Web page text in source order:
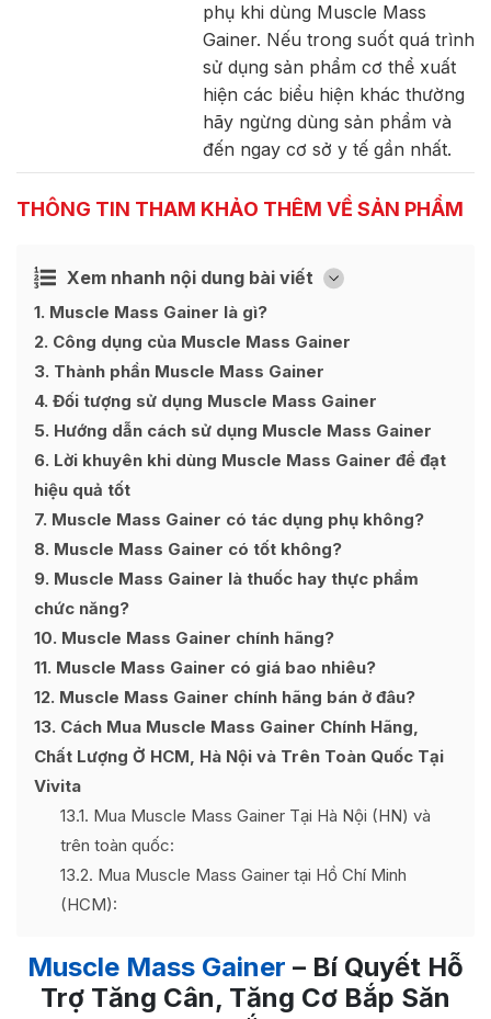
phụ khi dùng Muscle Mass
Gainer. Nếu trong suốt quá trình
sử dụng sản phẩm cơ thể xuất
hiện các biểu hiện khác thường
hãy ngừng dùng sản phẩm và
đến ngay cơ sở y tế gần nhất.
THÔNG TIN THAM KHẢO THÊM VỀ SẢN PHẨM
Xem nhanh nội dung bài viết [
Ẩn
1 Muscle Mass Gainer là gì?
2 Công dụng của Muscle Mass Gainer
3 Thành phần Muscle Mass Gainer
4 Đối tượng sử dụng Muscle Mass Gainer
5 Hướng dẫn cách sử dụng Muscle Mass Gainer
6 Lời khuyên khi dùng Muscle Mass Gainer để đạt
hiệu quả tốt
7 Muscle Mass Gainer có tác dụng phụ không?
8 Muscle Mass Gainer có tốt không?
9 Muscle Mass Gainer là thuốc hay thực phẩm
chức năng?
10 Muscle Mass Gainer chính hãng?
11 Muscle Mass Gainer có giá bao nhiêu?
12 Muscle Mass Gainer chính hãng bán ở đâu?
13 Cách Mua Muscle Mass Gainer Chính Hãng,
Chất Lượng Ở HCM, Hà Nội và Trên Toàn Quốc Tại
Vivita
13.1 Mua Muscle Mass Gainer Tại Hà Nội (HN) và
trên toàn quốc:
13.2 Mua Muscle Mass Gainer tại Hồ Chí Minh
(HCM):
Muscle Mass Gainer – Bí Quyết Hỗ
Trợ Tăng Cân, Tăng Cơ Bắp Săn